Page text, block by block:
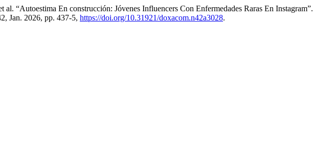
al. “Autoestima En construcción: Jóvenes Influencers Con Enfermedades Raras En Instagram”.
Jan. 2026, pp. 437-5, https://doi.org/10.31921/doxacom.n42a3028.